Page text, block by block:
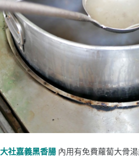
大社嘉義黑香腸 內用有免費蘿蔔大骨